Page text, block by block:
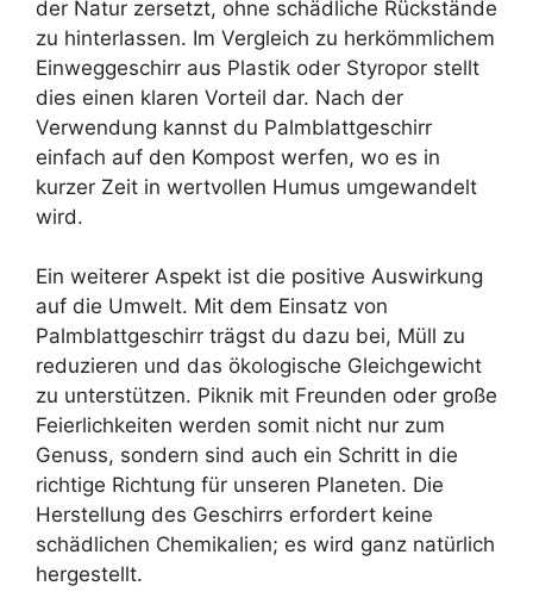
der Natur zersetzt, ohne schädliche Rückstände
zu hinterlassen. Im Vergleich zu herkömmlichem
Einweggeschirr aus Plastik oder Styropor stellt
dies einen klaren Vorteil dar. Nach der
Verwendung kannst du Palmblattgeschirr
einfach auf den Kompost werfen, wo es in
kurzer Zeit in wertvollen Humus umgewandelt
wird.
Ein weiterer Aspekt ist die positive Auswirkung
auf die Umwelt. Mit dem Einsatz von
Palmblattgeschirr trägst du dazu bei, Müll zu
reduzieren und das ökologische Gleichgewicht
zu unterstützen. Piknik mit Freunden oder große
Feierlichkeiten werden somit nicht nur zum
Genuss, sondern sind auch ein Schritt in die
richtige Richtung für unseren Planeten. Die
Herstellung des Geschirrs erfordert keine
schädlichen Chemikalien; es wird ganz natürlich
hergestellt.